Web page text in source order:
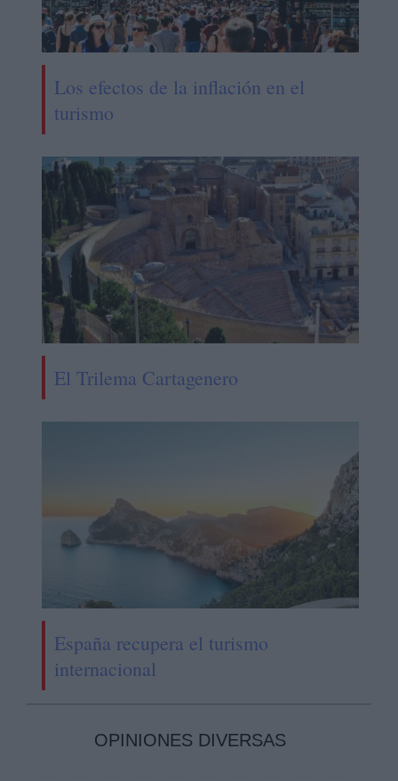
Los efectos de la inflación en el
turismo
El Trilema Cartagenero
España recupera el turismo
internacional
OPINIONES DIVERSAS